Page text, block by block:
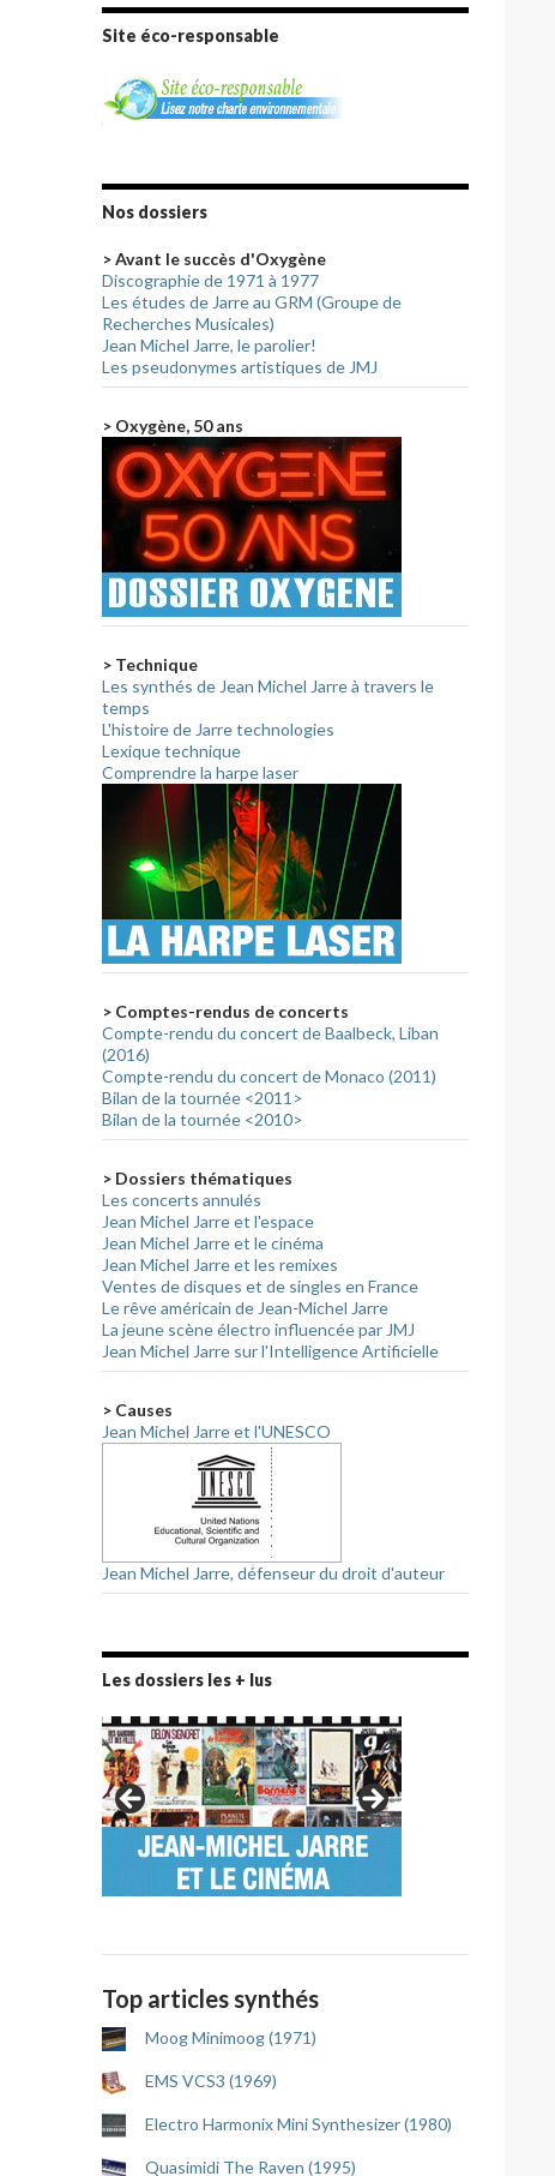
Site éco-responsable
Nos dossiers
> Avant le succès d'Oxygène
Discographie de 1971 à 1977
Les études de Jarre au GRM (Groupe de
Recherches Musicales)
Jean Michel Jarre, le parolier!
Les pseudonymes artistiques de JMJ
> Oxygène, 50 ans
> Technique
Les synthés de Jean Michel Jarre à travers le
temps
L'histoire de Jarre technologies
Lexique technique
Comprendre la harpe laser
> Comptes-rendus de concerts
Compte-rendu du concert de Baalbeck, Liban
(2016)
Compte-rendu du concert de Monaco (2011)
Bilan de la tournée <2011>
Bilan de la tournée <2010>
> Dossiers thématiques
Les concerts annulés
Jean Michel Jarre et l'espace
Jean Michel Jarre et le cinéma
Jean Michel Jarre et les remixes
Ventes de disques et de singles en France
Le rêve américain de Jean-Michel Jarre
La jeune scène électro influencée par JMJ
Jean Michel Jarre sur l'Intelligence Artificielle
> Causes
Jean Michel Jarre et l'UNESCO
Jean Michel Jarre, défenseur du droit d'auteur
Les dossiers les + lus
Top articles synthés
Moog Minimoog (1971)
EMS VCS3 (1969)
Electro Harmonix Mini Synthesizer (1980)
Quasimidi The Raven (1995)